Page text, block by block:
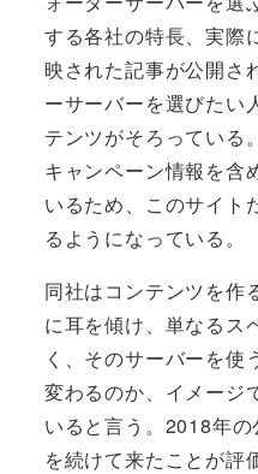
する各社の特長、実際
映された記事が公開さ
ーサーバーを選びたい
テンツがそろっている
キャンペーン情報を含
いるため、このサイト
るようになっている。
同社はコンテンツを作
に耳を傾け、単なるス
く、そのサーバーを使
変わるのか、イメージ
いると言う。2018年
を続けて来たことが評